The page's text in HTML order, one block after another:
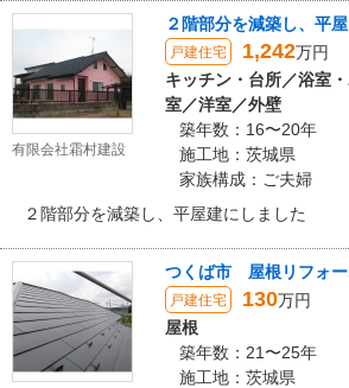
有限会社霜村建設
２階部分を減築し、平
戸建住宅 1,242万円
キッチン・台所／浴室
室／洋室／外壁
築年数：16〜20年
施工地：茨城県
家族構成：ご夫婦
２階部分を減築し、平屋建にしました
つくば市 屋根リフォー
戸建住宅 130万円
屋根
築年数：21〜25年
施工地：茨城県